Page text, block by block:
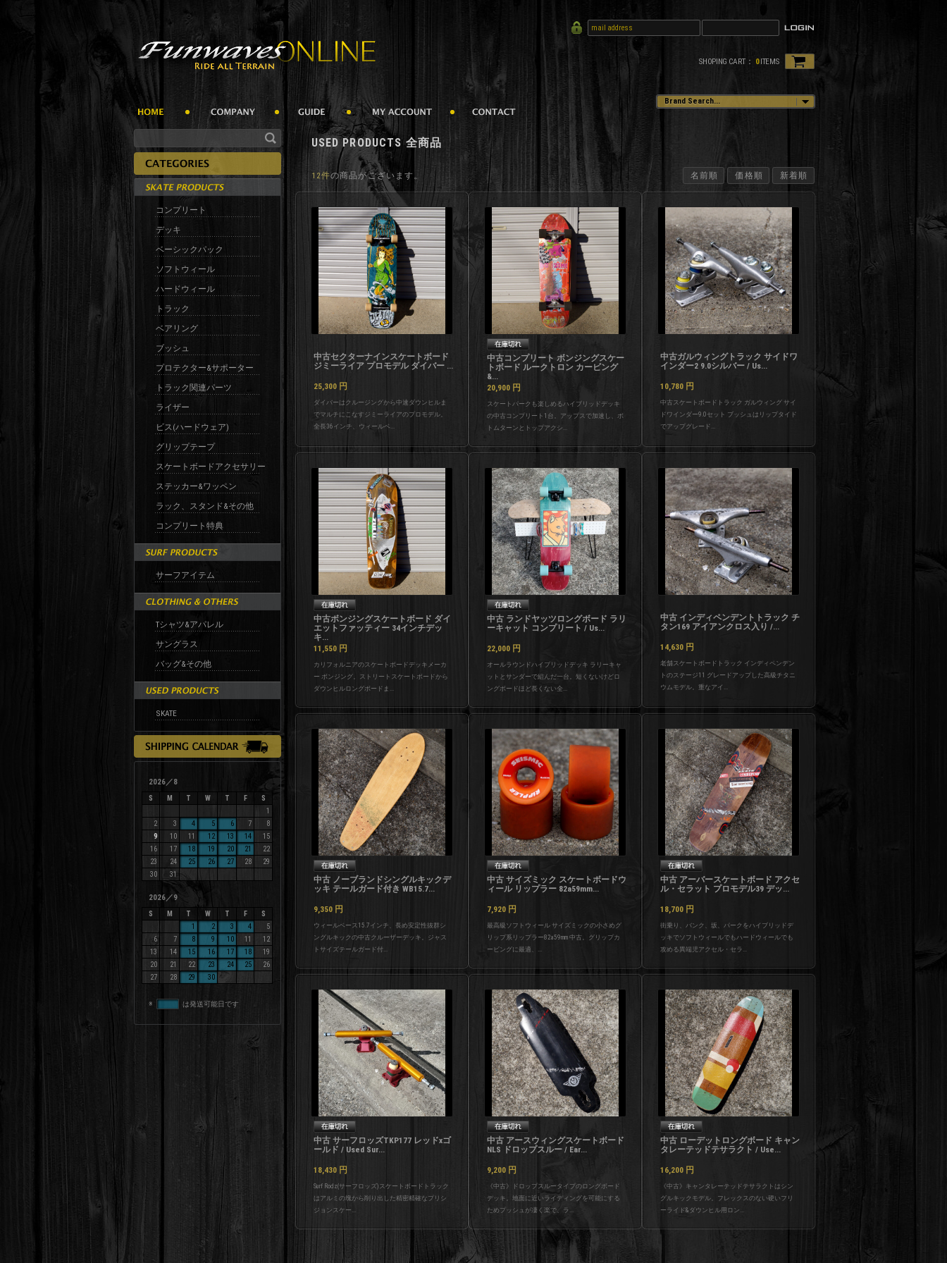
SHOPING CART： 0ITEMS
コンプリート
デッキ
ベーシックパック
ソフトウィール
ハードウィール
トラック
ベアリング
ブッシュ
プロテクター&サポーター
トラック関連パーツ
ライザー
ビス(ハードウェア)
グリップテープ
スケートボードアクセサリー
ステッカー&ワッペン
ラック、スタンド&その他
コンプリート特典
サーフアイテム
Tシャツ&アパレル
サングラス
バッグ&その他
SKATE
2026／8
S
M T W T F
S
1
2
3 4 5 6 7
8
9
10 11 12 13 14
15
16
17 18 19 20 21
22
23
24 25 26 27 28
29
30
31
2026／9
S
M T W T F
S
1
2 3 4
5
6
7 8 9 10 11
12
13
14 15 16 17 18
19
20
21 22 23 24 25
26
27
28 29 30
※ は発送可能日です
USED PRODUCTS 全商品
12件の商品がございます。 名前順 価格順 新着順
中古セクターナインスケートボード
ジミーライア プロモデル ダイバー ...
25,300円
ダイバーはクルージングから中速ダウンヒルま
でマルチにこなすジミーライアのプロモデル。
全長36インチ、ウィールベ...
中古コンプリート ボンジングスケー
トボード ルークトロン カービング
&...
20,900円
スケートパークも楽しめるハイブリッドデッキ
の中古コンプリート1台。アップスで加速し、ボ
トムターンとトップアクシ...
中古ガルウィングトラック サイドワ
インダー2 9.0シルバー / Us...
10,780円
中古スケートボードトラック ガルウィング サイ
ドワインダー9.0セット ブッシュはリップタイド
でアップグレード...
中古ボンジングスケートボード ダイ
エットファッティー 34インチデッ
キ...
11,550円
カリフォルニアのスケートボードデッキメーカ
ー ボンジング。ストリートスケートボードから
ダウンヒルロングボードま...
中古 ランドヤッツロングボード ラリ
ーキャット コンプリート / Us...
22,000円
オールラウンドハイブリッドデッキ ラリーキャ
ットとサンダーで組んだ一台。短くないけどロ
ングボードほど長くない全...
中古 インディペンデントトラック チ
タン169 アイアンクロス入り /...
14,630円
老舗スケートボードトラック インディペンデン
トのステージ11 グレードアップした高級チタニ
ウムモデル。重なアイ...
中古 ノーブランドシングルキックデ
ッキ テールガード付き WB15.7...
9,350円
ウィールベース15.7インチ、長め安定性抜群シ
ングルキックの中古クルーザーデッキ。ジャス
トサイズテールガード付...
中古 サイズミック スケートボードウ
ィール リップラー 82a59mm...
7,920円
最高級ソフトウィール サイズミックの小さめグ
リップ系リップラー82a59mm 中古。グリップカ
ービングに最適、...
中古 アーバースケートボード アクセ
ル・セラット プロモデル39 デッ...
18,700円
街乗り、バンク、坂、パークをハイブリッドデ
ッキでソフトウィールでもハードウィールでも
攻める異端児アクセル・セラ...
中古 サーフロッズTKP177 レッドxゴ
ールド / Used Sur...
18,430円
Surf Rodz(サーフロッズ)スケートボードトラック
はアルミの塊から削り出した精密精確なプリシ
ジョンスケー...
中古 アースウィングスケートボード
NLS ドロップスルー / Ear...
9,200円
《中古》ドロップスルータイプのロングボード
デッキ。地面に近いライディングを可能にする
ためプッシュが凄く楽で、ラ...
中古 ローデットロングボード キャン
タレーテッドテサラクト / Use...
16,200円
《中古》キャンタレーテッドテサラクトはシン
グルキックモデル。フレックスのない硬いフリ
ーライド&ダウンヒル用ロン...